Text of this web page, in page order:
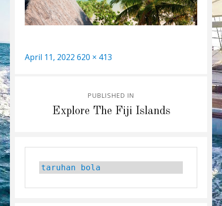
Posted
April 11, 2022 Full
620 × 413
navigation
PUBLISHED IN
Explore The Fiji Islands
taruhan bola